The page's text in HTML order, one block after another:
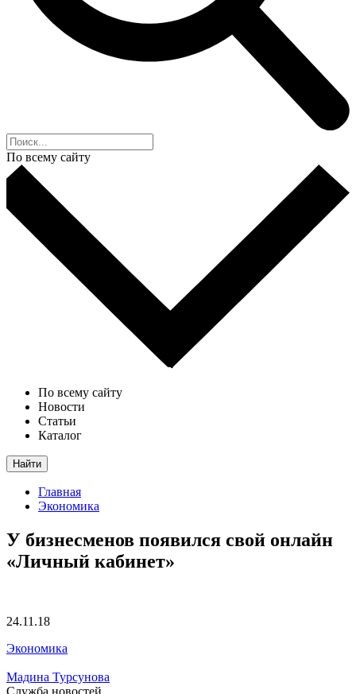
По всему сайту
По всему сайту
Новости
Статьи
Каталог
Найти
Главная
Экономика
У бизнесменов появился свой онлайн
«Личный кабинет»
24.11.18
Экономика
Мадина Турсунова